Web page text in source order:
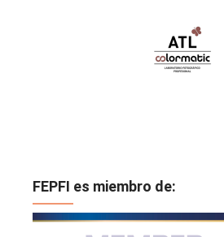
FEPFI es miembro de: